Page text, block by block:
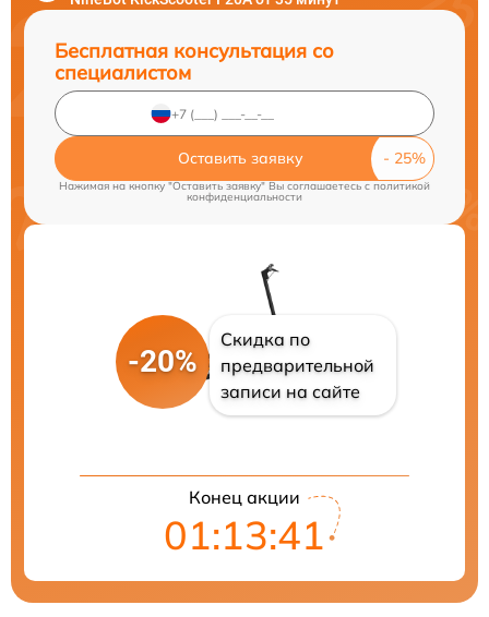
Бесплатная консультация со
специалистом
Оставить заявку
Нажимая на кнопку "Оставить заявку" Вы соглашаетесь c политикой
конфиденциальности
-20%
Скидка по
предварительной
записи на сайте
Конец акции
01:13:40